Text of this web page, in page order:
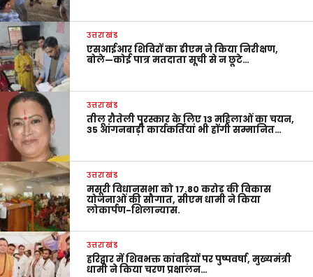
उत्तराखंड
एसआईआर शिविरों का डीएम ने किया निरीक्षण,
बोले—कोई पात्र मतदाता सूची से न छूटे…
उत्तराखंड
तीलू रौतेली पुरस्कार के लिए 13 महिलाओं का चयन,
35 आंगनबाड़ी कार्यकर्तियां भी होंगी सम्मानित…
उत्तराखंड
मसूरी विधानसभा को 17.80 करोड़ की विकास
योजनाओं की सौगात, सीएम धामी ने किया
लोकार्पण-शिलान्यास.
उत्तराखंड
हरिद्वार में शिवभक्त कांवड़ियों पर पुष्पवर्षा, मुख्यमंत्री
धामी ने किया चरण प्रक्षालन…